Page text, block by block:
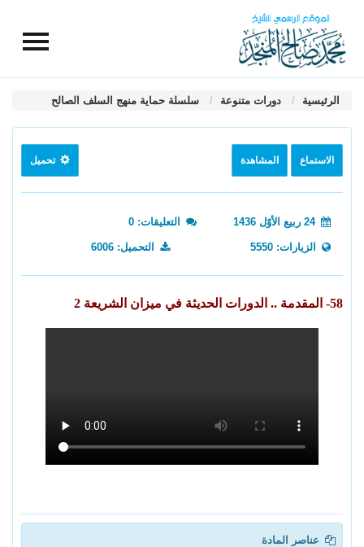
الرئيسية دورات متنوعة سلسلة حماية منهج السلف الصالح
الاستماع المشاهدة تحميل
24 ربيع الأوّل 1436 التعليقات: 0
الزيارات: 5550 التحميل: 6006
58- المقدمة .. الدورات الحديثة في ميزان الشريعة 2
عناصر المادة